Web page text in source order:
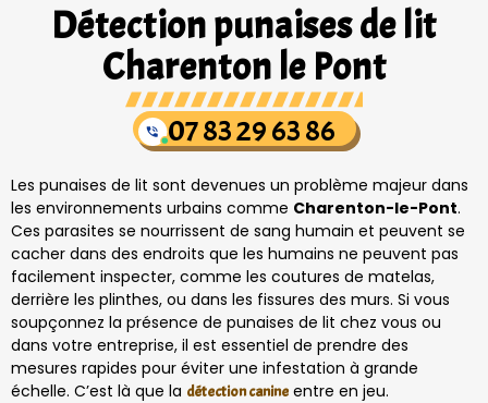
Détection punaises de lit
Charenton le Pont
07 83 29 63 86
Les punaises de lit sont devenues un problème majeur dans
les environnements urbains comme Charenton-le-Pont.
Ces parasites se nourrissent de sang humain et peuvent se
cacher dans des endroits que les humains ne peuvent pas
facilement inspecter, comme les coutures de matelas,
derrière les plinthes, ou dans les fissures des murs. Si vous
soupçonnez la présence de punaises de lit chez vous ou
dans votre entreprise, il est essentiel de prendre des
mesures rapides pour éviter une infestation à grande
échelle. C’est là que la détection canine entre en jeu.